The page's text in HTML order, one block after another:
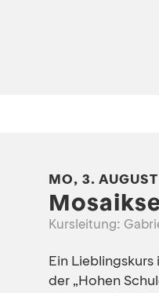
MO, 3.
Kursleitung:
Ein
der „Hohen